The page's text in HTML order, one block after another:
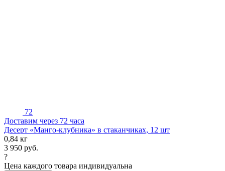
72
Доставим через 72 часа
Десерт «Манго-клубника» в стаканчиках, 12 шт
0,84 кг
3 950 руб.
?
Цена каждого товара индивидуальна